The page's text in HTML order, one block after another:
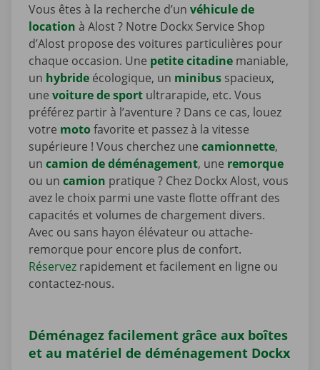
Vous êtes à la recherche d’un véhicule de
location à Alost ? Notre Dockx Service Shop
d’Alost propose des voitures particulières pour
chaque occasion. Une petite citadine maniable,
un hybride écologique, un minibus spacieux,
une voiture de sport ultrarapide, etc. Vous
préférez partir à l’aventure ? Dans ce cas, louez
votre motofavorite et passez à la vitesse
supérieure ! Vous cherchez une camionnette,
un camion de déménagement, une remorque
ou un camion pratique ? Chez Dockx Alost, vous
avez le choix parmi une vaste flotte offrant des
capacités et volumes de chargement divers.
Avec ou sans hayon élévateur ou attache-
remorque pour encore plus de confort.
Réservez rapidement et facilement en ligne ou
contactez-nous.
Déménagez facilement grâce aux boîtes
et au matériel de déménagement Dockx